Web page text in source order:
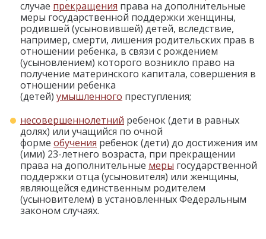
случае прекращения права на дополнительные
меры государственной поддержки женщины,
родившей (усыновившей) детей, вследствие,
например, смерти, лишения родительских прав в
отношении ребенка, в связи с рождением
(усыновлением) которого возникло право на
получение материнского капитала, совершения в
отношении ребенка
(детей) умышленного преступления;
несовершеннолетний ребенок (дети в равных
долях) или учащийся по очной
форме обучения ребенок (дети) до достижения им
(ими) 23-летнего возраста, при прекращении
права на дополнительные меры государственной
поддержки отца (усыновителя) или женщины,
являющейся единственным родителем
(усыновителем) в установленных Федеральным
законом случаях.